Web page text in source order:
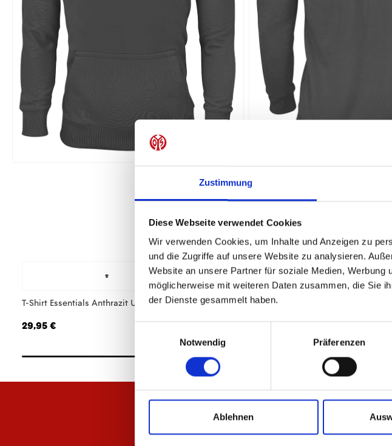
Zustimmung
Diese Webseite verwendet Cookies
Wir verwenden Cookies, um Inhalte und Anzeigen zu
und die Zugriffe auf unsere Website zu analysieren.
Website an unsere Partner für soziale Medien,
möglicherweise mit weiteren Daten zusammen, die Sie
der Dienste gesammelt haben.
Notwendig
Präferenzen
Ablehnen
T-Shirt Essentials Anthrazit Unisex
29,95 €
Hoodie Essentials Schwarz Unisex
64,95 € 44,95